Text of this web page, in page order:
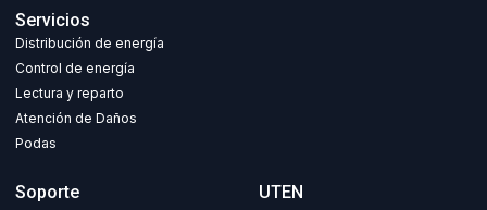
Servicios
Distribución de energía
Control de energía
Lectura y reparto
Atención de Daños
Podas
Soporte UTEN